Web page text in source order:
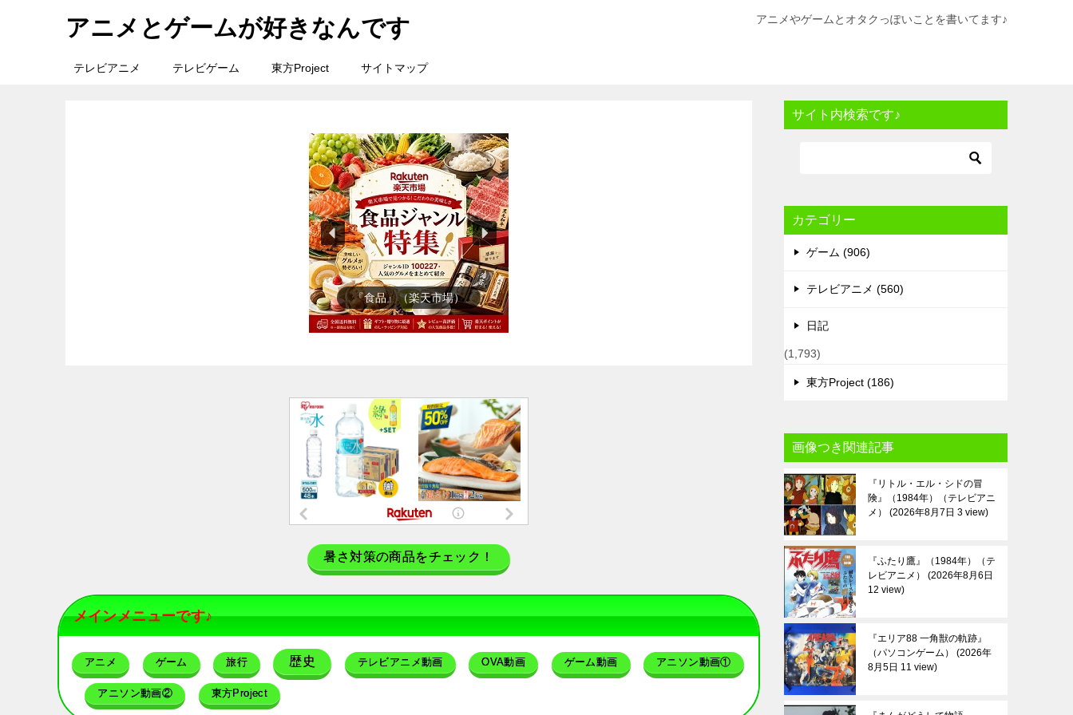
アニメとゲームが好きなんです アニメやゲームとオタクっぽいことを書いてます♪
テレビアニメ テレビゲーム 東方Project サイトマップ
『食品』（楽天市場）
暑さ対策の商品をチェック！
メインメニューです♪
アニメ ゲーム 旅行 歴史 テレビアニメ動画 OVA動画 ゲーム動画 アニソン動画①
アニソン動画② 東方Project
サイト内検索です♪
カテゴリー
ゲーム (906)
テレビアニメ (560)
日記
(1,793)
東方Project (186)
画像つき関連記事
『リトル・エル・シドの冒
険』（1984年）（テレビアニ
メ）
2026年8月7日 3 view
『ふたり鷹』（1984年）（テ
レビアニメ）
2026年8月6日
12 view
『エリア88 一角獣の軌跡』
（パソコンゲーム）
2026年
8月5日 11 view